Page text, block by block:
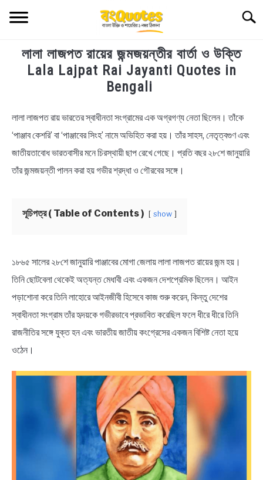
TECHNOLOGY
BIOGRAPHY
EDUCATIONAL
QUOTES & CAPTIONS
BENGALI NAMES
BENGALI STORIES
লালা লাজপত রায়ের জন্মজয়ন্তীর বার্তা ও উক্তি
Lala Lajpat Rai Jayanti Quotes in
Bengali
in
Bengali
লালা লাজপত রায় ভারতের স্বাধীনতা সংগ্রামের এক অগ্রগণ্য নেতা ছিলেন। তাঁকে
‘পাঞ্জাব কেশরি’ বা ‘পাঞ্জাবের সিংহ’ নামে অভিহিত করা হয়। তাঁর সাহস, নেতৃত্বগুণ এবং
জাতীয়তাবোধ ভারতবাসীর মনে চিরস্থায়ী ছাপ রেখে গেছে। প্রতি বছর ২৮শে জানুয়ারি
তাঁর জন্মজয়ন্তী পালন করা হয় গভীর শ্রদ্ধা ও গৌরবের সঙ্গে।
সূচিপত্র ( Table of Contents ) show
১৮৬৫ সালের ২৮শে জানুয়ারি পাঞ্জাবের মোগা জেলায় লালা লাজপত রায়ের জন্ম হয়।
তিনি ছোটবেলা থেকেই অত্যন্ত মেধাবী এবং একজন দেশপ্রেমিক ছিলেন। আইন
পড়াশোনা করে তিনি লাহোরে আইনজীবী হিসেবে কাজ শুরু করেন, কিন্তু দেশের
স্বাধীনতা সংগ্রাম তাঁর হৃদয়কে গভীরভাবে প্রভাবিত করেছিল ফলে ধীরে ধীরে তিনি
রাজনীতির সঙ্গে যুক্ত হন এবং ভারতীয় জাতীয় কংগ্রেসের একজন বিশিষ্ট নেতা হয়ে
ওঠেন।